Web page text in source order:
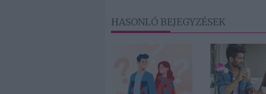
HASONLÓ BEJEGYZÉSEK